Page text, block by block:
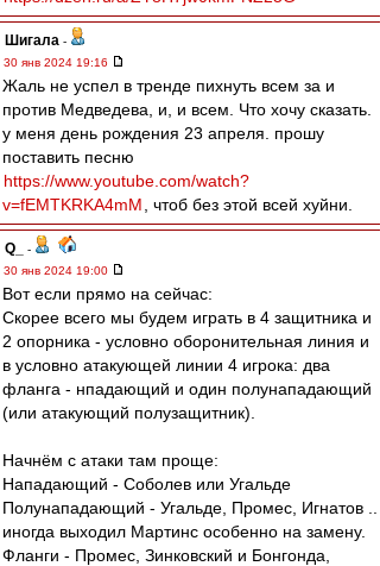
Шигала -
30 янв 2024 19:16
Жаль не успел в тренде пихнуть всем за и
против Медведева, и, и всем. Что хочу сказать.
у меня день рождения 23 апреля. прошу
поставить песню
https://www.youtube.com/watch?
v=fEMTKRKA4mM
, чтоб без этой всей хуйни.
Q_
-
30 янв 2024 19:00
Вот если прямо на сейчас:
Скорее всего мы будем играть в 4 защитника и
2 опорника - условно оборонительная линия и
в условно атакующей линии 4 игрока: два
фланга - нпадающий и один полунападающий
(или атакующий полузащитник).
Начнём с атаки там проще:
Нападающий - Соболев или Угальде
Полунападающий - Угальде, Промес, Игнатов ..
иногда выходил Мартинс особенно на замену.
Фланги - Промес, Зинковский и Бонгонда,